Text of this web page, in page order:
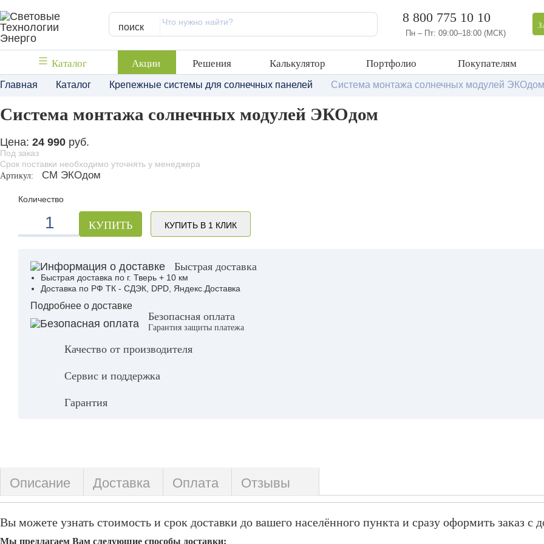
поиск
8 800 775 10 10
Пн – Пт: 09:00–18:00 (МСК)
Каталог Акции Решения Калькулятор Портфолио Покупателям
Главная Каталог Крепежные системы для солнечных панелей Система монтажа солнечных модулей ЭКОдом
Система монтажа солнечных модулей ЭКОдом
Цена: 24 990 руб.
Под заказ
Срок поставки необходимо уточнять у менеджера
Артикул:
СМ ЭКОдом
Количество
КУПИТЬ КУПИТЬ В 1 КЛИК
Быстрая доставка
Быстрая доставка по г. Тверь + 10 км
Доставка по РФ ТК - СДЭК, DPD, Яндекс.Доставка
Подробнее о доставке
Безопасная оплата
Гарантия защиты платежа
Качество от производителя
Сервис и поддержка
Гарантия
Описание Доставка Оплата Отзывы
Вы можете узнать стоимость и срок доставки до вашего населённого пункта и сразу оформить заказ с
Мы предлагаем Вам следующие способы доставки: